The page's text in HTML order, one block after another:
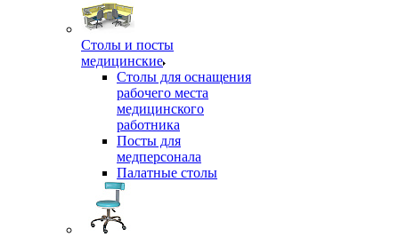
Столы и посты
медицинские
Столы для оснащения
рабочего места
медицинского
работника
Посты для
медперсонала
Палатные столы